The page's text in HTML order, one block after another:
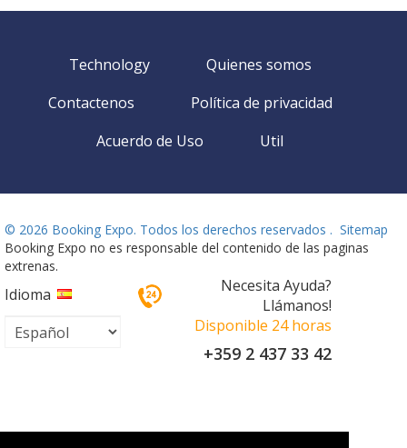
Technology
Quienes somos
Contactenos
Política de privacidad
Acuerdo de Uso
Util
© 2026 Booking Expo. Todos los derechos reservados . Sitemap
Booking Expo no es responsable del contenido de las paginas
extrenas.
Idioma
Necesita Ayuda?
Llámanos!
Disponible 24 horas
+359 2 437 33 42